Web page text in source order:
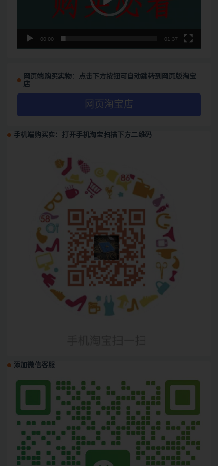
00:00 01:37
网页端购买实物：点击下方按钮可自动跳转到网页版淘宝
店
网页淘宝店
手机端购买实：打开手机淘宝扫描下方二维码
添加微信客服